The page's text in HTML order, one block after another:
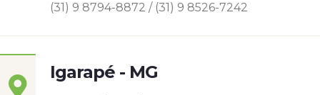
(31) 9 8794-8872 / (31) 9 8526-7242
Igarapé - MG